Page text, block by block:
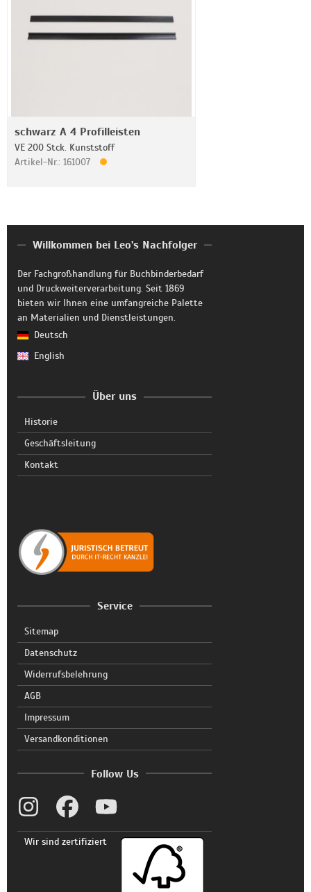
schwarz A 4 Profilleisten
VE 200 Stck. Kunststoff
Artikel-Nr.: 161007
Willkommen bei Leo's Nachfolger
Der Fachgroßhandlung für Buchbinderbedarf
und Druckweiterverarbeitung. Seit 1869
bieten wir Ihnen eine umfangreiche Palette
an Materialien und Dienstleistungen.
Deutsch
English
Über uns
Historie
Geschäftsleitung
Kontakt
Service
Sitemap
Datenschutz
Widerrufsbelehrung
AGB
Impressum
Versandkonditionen
Follow Us
Wir sind zertifiziert